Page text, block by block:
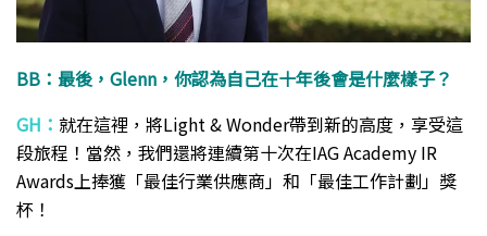
BB：最後，Glenn，你認為自己在十年後會是什麼樣子？
GH： 就在這裡，將Light & Wonder帶到新的高度，享受這
段旅程！當然，我們還將連續第十次在IAG Academy IR
Awards上捧獲「最佳行業供應商」和「最佳工作計劃」獎
杯！